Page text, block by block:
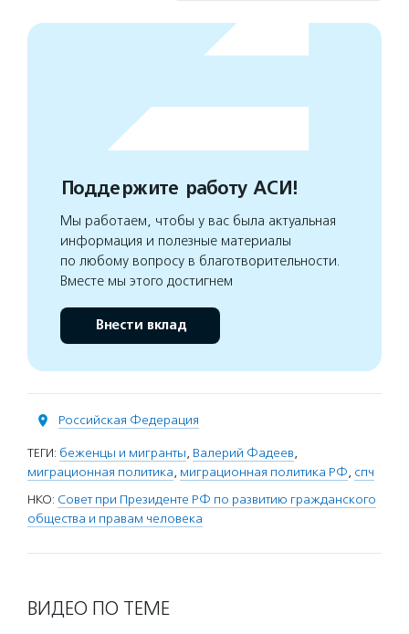
Поддержите работу АСИ!
Мы работаем, чтобы у вас была актуальная
информация и полезные материалы
по любому вопросу в благотворительности.
Вместе мы этого достигнем
Внести вклад
Российская Федерация
ТЕГИ: беженцы и мигранты, Валерий Фадеев,
миграционная политика, миграционная политика РФ, спч
НКО: Совет при Президенте РФ по развитию гражданского
общества и правам человека
ВИДЕО ПО ТЕМЕ